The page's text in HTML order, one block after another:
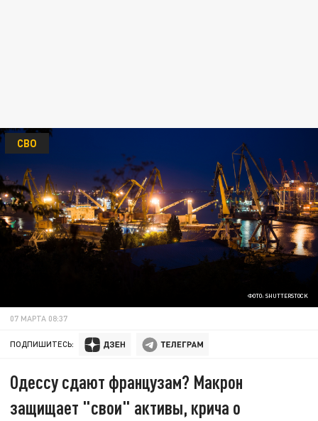
ФОТО: SHUTTERSTOCK
СВО
07 МАРТА 08:37
ПОДПИШИТЕСЬ:
Одессу сдают французам? Макрон
защищает "свои" активы, крича о